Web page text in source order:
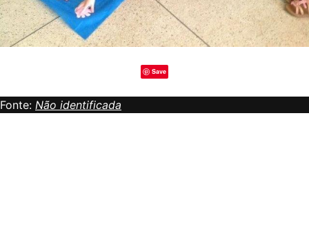
Save
Fonte: Não identificada